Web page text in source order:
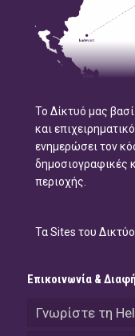
Το Δίκτυό μας
και
ενημερώσει τον
δημοσιογραφικές
περιοχής.
Τα Sites του
Επικοινωνία &
Γνωρίστε τη